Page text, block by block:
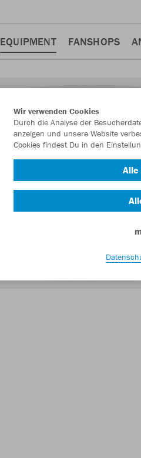
EQUIPMENT FANSHOPS
Wir verwenden Cookies
Durch die Analyse der
anzeigen und unsere Website
Cookies findest Du in den
Alle